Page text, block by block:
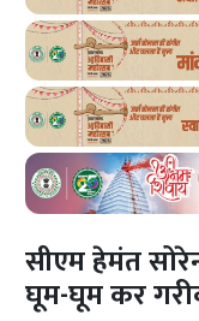
सीएम हेमंत
घूम-घूम कर